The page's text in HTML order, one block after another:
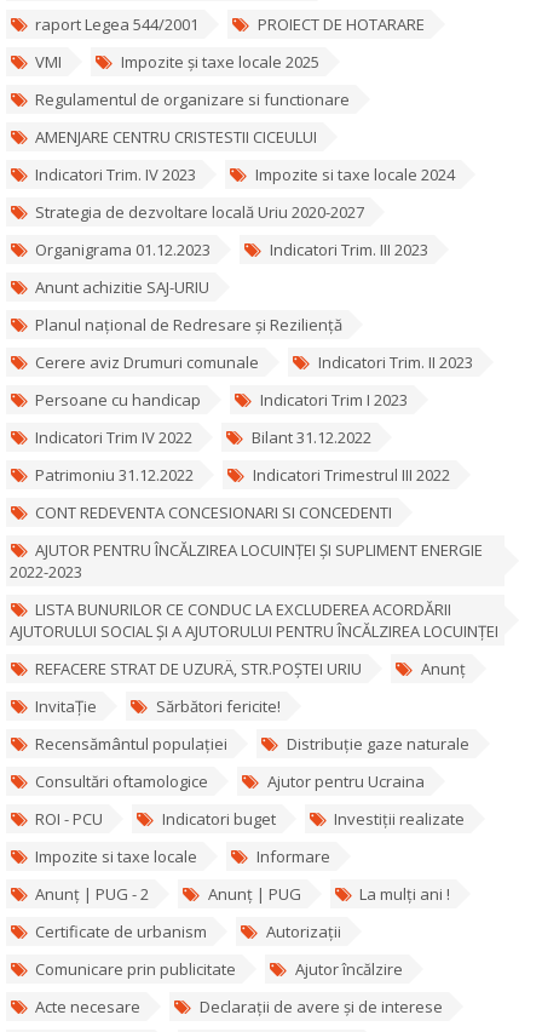
raport Legea 544/2001
PROIECT DE HOTARARE
VMI
Impozite și taxe locale 2025
Regulamentul de organizare si functionare
AMENJARE CENTRU CRISTESTII CICEULUI
Indicatori Trim. IV 2023
Impozite si taxe locale 2024
Strategia de dezvoltare locală Uriu 2020-2027
Organigrama 01.12.2023
Indicatori Trim. III 2023
Anunt achizitie SAJ-URIU
Planul național de Redresare și Reziliență
Cerere aviz Drumuri comunale
Indicatori Trim. II 2023
Persoane cu handicap
Indicatori Trim I 2023
Indicatori Trim IV 2022
Bilant 31.12.2022
Patrimoniu 31.12.2022
Indicatori Trimestrul III 2022
CONT REDEVENTA CONCESIONARI SI CONCEDENTI
AJUTOR PENTRU ÎNCĂLZIREA LOCUINȚEI ȘI SUPLIMENT ENERGIE
2022-2023
LISTA BUNURILOR CE CONDUC LA EXCLUDEREA ACORDĂRII
AJUTORULUI SOCIAL ȘI A AJUTORULUI PENTRU ÎNCĂLZIREA LOCUINȚEI
REFACERE STRAT DE UZURÄ‚ STR.POȘTEI URIU
Anunț
InvitaȚie
Sărbători fericite!
Recensământul populației
Distribuție gaze naturale
Consultări oftamologice
Ajutor pentru Ucraina
ROI - PCU
Indicatori buget
Investiții realizate
Impozite si taxe locale
Informare
Anunț | PUG - 2
Anunț | PUG
La mulți ani !
Certificate de urbanism
Autorizații
Comunicare prin publicitate
Ajutor încălzire
Acte necesare
Declarații de avere și de interese